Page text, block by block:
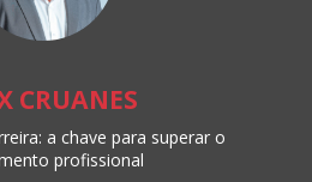
CRUANES
a chave para superar o
profissional